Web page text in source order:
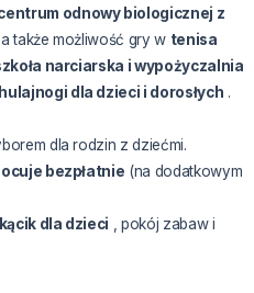
odnowy biologicznej z
a także możliwość gry w tenisa
narciarska i wypożyczalnia
hulajnogi dla dzieci i dorosłych .
dla rodzin z dziećmi.
bezpłatnie (na dodatkowym
dla dzieci , pokój zabaw i